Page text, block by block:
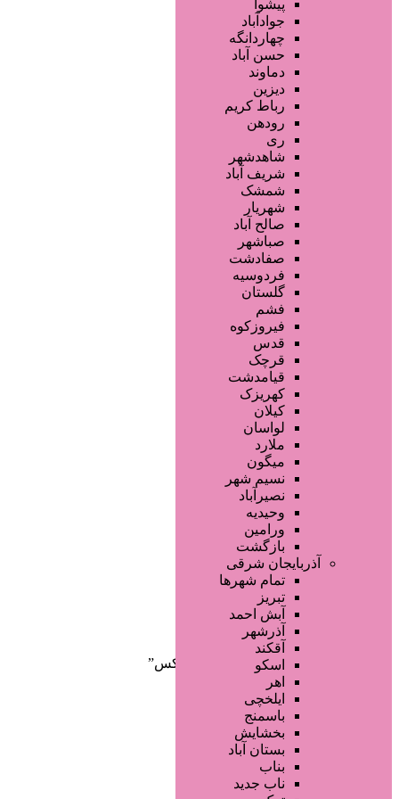
محصولات آرایشی
تجهیزات سالن زیبایی
محصولات پوست
محصولات مو
خدمات دندانپزشکی
سایر خدمات
پیشوا
جوادآباد
چهاردانگه
حسن آباد
دماوند
دیزین
رباط کریم
رودهن
ری
شاهدشهر
شریف آباد
شمشک
شهریار
صالح آباد
صباشهر
صفادشت
فردوسیه
گلستان
فشم
فیروزکوه
قدس
قرچک
قیامدشت
کهریزک
کیلان
لواسان
ملارد
میگون
نسیم شهر
نصیرآباد
وحیدیه
ورامین
بازگشت
آذربایجان شرقی
تمام شهر‌ها
تبریز
آبش احمد
آذرشهر
آقکند
اسکو
اهر
ایلخچی
باسمنج
بخشایش
بستان آباد
بناب
ناب جدید
صفحه اصلی
آگهی انبوه
طراحی سایت
صفحه اختصاصی
لیست سایتهای تبلیغاتی
دسته‌بندی‌ها
/ محصولات برچسب خورده “بوتاکس”